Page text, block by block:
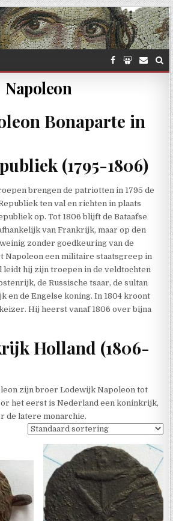
Napoleon
Bonaparte in
(1795-1806)
brengen de patriotten in 1795 de
ten val en richten in plaats
op. Tot 1806 blijft de Bataafse
van Frankrijk, maar op den
zonder goedkeuring van de
Napoleon een militaire staatsgreep in
leidt hij zijn troepen in de veldtochten
de Russische tsaar, de sultan
en de Engelse koning. In 1804 kroont
Hij heerst vanaf 1806 over bijna
Holland (1806-
zijn broer Lodewijk Napoleon tot
het eerst is Nederland een koninkrijk,
de latere monarchie.